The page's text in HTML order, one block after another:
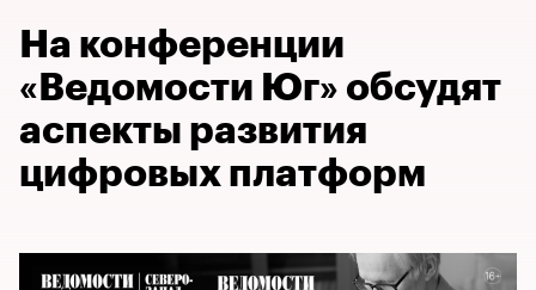
На конференции
«Ведомости Юг» обсудят
аспекты развития
цифровых платформ